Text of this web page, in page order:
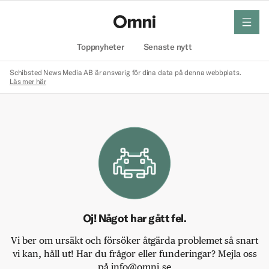
Toppnyheter Senaste nytt
meny
Schibsted News Media AB är ansvarig för dina data på denna webbplats.
Läs mer här
Oj! Något har gått fel.
Vi ber om ursäkt och försöker åtgärda problemet så snart
vi kan, håll ut! Har du frågor eller funderingar? Mejla oss